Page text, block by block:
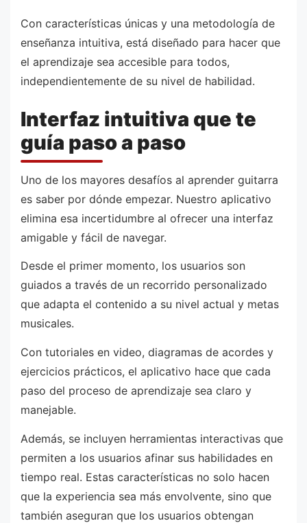
Con características únicas y una metodología de
enseñanza intuitiva, está diseñado para hacer que
el aprendizaje sea accesible para todos,
independientemente de su nivel de habilidad.
Interfaz intuitiva que te
guía paso a paso
Uno de los mayores desafíos al aprender guitarra
es saber por dónde empezar. Nuestro aplicativo
elimina esa incertidumbre al ofrecer una interfaz
amigable y fácil de navegar.
Desde el primer momento, los usuarios son
guiados a través de un recorrido personalizado
que adapta el contenido a su nivel actual y metas
musicales.
Con tutoriales en video, diagramas de acordes y
ejercicios prácticos, el aplicativo hace que cada
paso del proceso de aprendizaje sea claro y
manejable.
Además, se incluyen herramientas interactivas que
permiten a los usuarios afinar sus habilidades en
tiempo real. Estas características no solo hacen
que la experiencia sea más envolvente, sino que
también aseguran que los usuarios obtengan